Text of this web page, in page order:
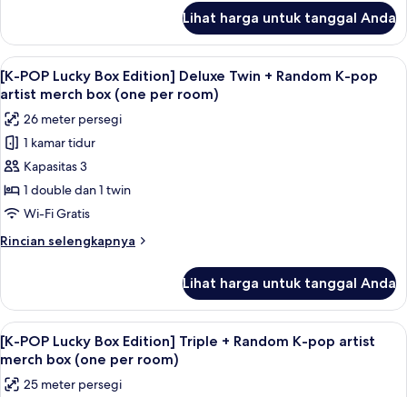
room)
+
Random
K-
pop
artist
merch
box
(one
per
room)
[K-
POP
Lucky
Box
Standard
Twin
+
Random
K-
artist
merch
box
room)
Lihat harga untuk tanggal Anda
Lihat
semua
foto
untuk
[K-
POP
Lucky
Box
Edition]
Deluxe
+
Random
K-
pop
artist
Brankas, meja kerja, kedap suara,
6
[K-POP Lucky Box Edition] Deluxe Twin + Random K-pop
artist merch box (one per room)
26 meter persegi
1 kamar tidur
Kapasitas 3
1 double dan 1 twin
Wi-Fi Gratis
Rincian selengkapnya
Rincian
[K-
POP
Lucky
Box
Deluxe
Lihat harga untuk tanggal Anda
Lihat
semua
foto
Brankas, meja kerja, kedap suara,
6
[K-POP Lucky Box Edition] Triple + Random K-pop artist
merch box (one per room)
25 meter persegi